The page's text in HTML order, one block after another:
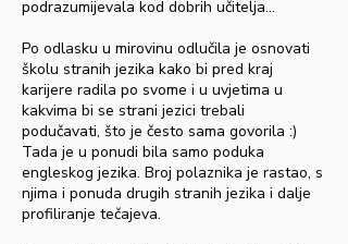
podrazumijevala kod dobrih učitelja...
Po odlasku u mirovinu odlučila je osnovati
školu stranih jezika kako bi pred kraj
karijere radila po svome i u uvjetima u
kakvima bi se strani jezici trebali
podučavati, što je često sama govorila :)
Tada je u ponudi bila samo poduka
engleskog jezika. Broj polaznika je rastao, s
njima i ponuda drugih stranih jezika i dalje
profiliranje tečajeva.